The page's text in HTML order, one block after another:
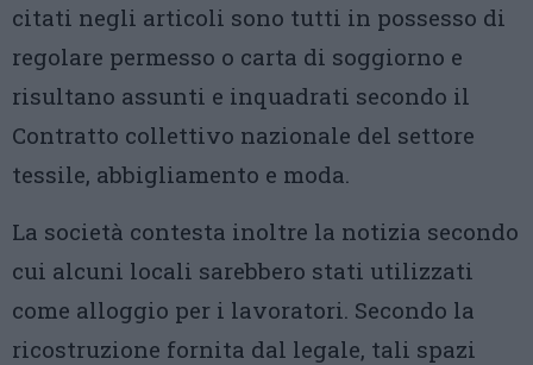
citati negli articoli sono tutti in possesso di
regolare permesso o carta di soggiorno e
risultano assunti e inquadrati secondo il
Contratto collettivo nazionale del settore
tessile, abbigliamento e moda.
La società contesta inoltre la notizia secondo
cui alcuni locali sarebbero stati utilizzati
come alloggio per i lavoratori. Secondo la
ricostruzione fornita dal legale, tali spazi